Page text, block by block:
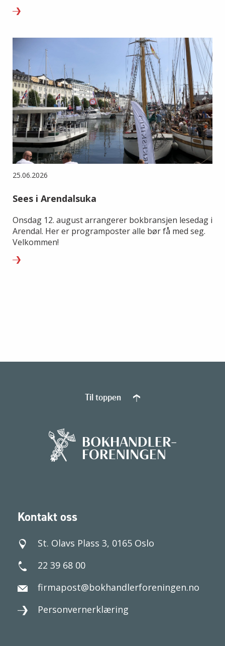
25.06.2026
Sees i Arendalsuka
Onsdag 12. august arrangerer bokbransjen lesedag i
Arendal. Her er programposter alle bør få med seg.
Velkommen!
Kontakt oss
St. Olavs Plass 3, 0165 Oslo
22 39 68 00
firmapost@bokhandlerforeningen.no
Personvernerklæring
Til toppen